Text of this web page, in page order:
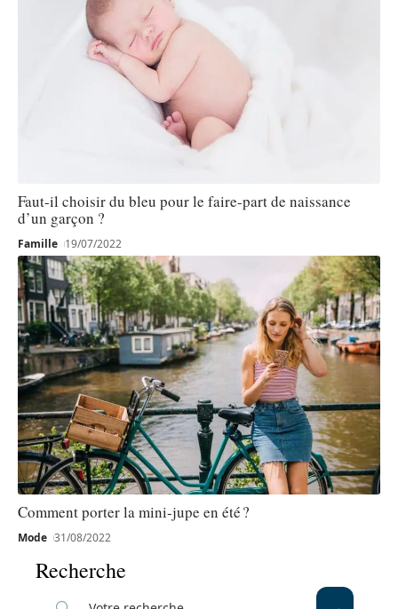
Faut-il choisir du bleu pour le faire-part de naissance
d’un garçon ?
Famille 19/07/2022
Comment porter la mini-jupe en été ?
Mode 31/08/2022
Recherche